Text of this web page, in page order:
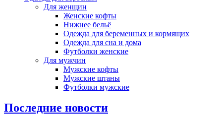
Для женщин
Женские кофты
Нижнее бельё
Одежда для беременных и кормящих
Одежда для сна и дома
Футболки женские
Для мужчин
Мужские кофты
Мужские штаны
Футболки мужские
Последние новости